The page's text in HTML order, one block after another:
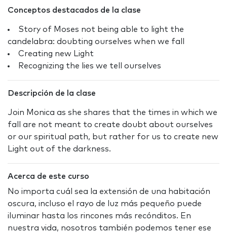
Conceptos destacados de la clase
Story of Moses not being able to light the
candelabra: doubting ourselves when we fall
Creating new Light
Recognizing the lies we tell ourselves
Descripción de la clase
Join Monica as she shares that the times in which we
fall are not meant to create doubt about ourselves
or our spiritual path, but rather for us to create new
Light out of the darkness.
Acerca de este curso
No importa cuál sea la extensión de una habitación
oscura, incluso el rayo de luz más pequeño puede
iluminar hasta los rincones más recónditos. En
nuestra vida, nosotros también podemos tener ese